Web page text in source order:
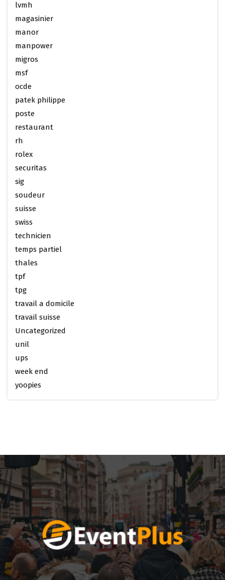
lvmh
magasinier
manor
manpower
migros
msf
ocde
patek philippe
poste
restaurant
rh
rolex
securitas
sig
soudeur
suisse
swiss
technicien
temps partiel
thales
tpf
tpg
travail a domicile
travail suisse
Uncategorized
unil
ups
week end
yoopies